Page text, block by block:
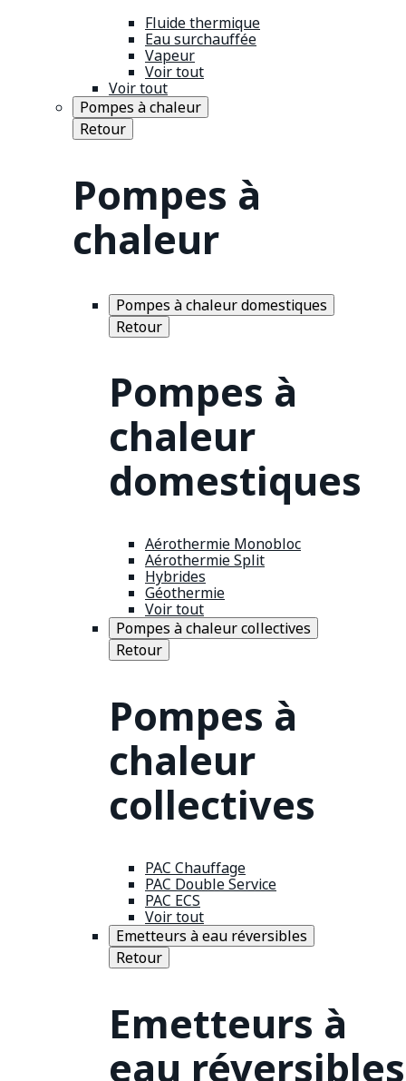
Fluide thermique
Eau surchauffée
Vapeur
Voir tout
Voir tout
Pompes à chaleur
Retour
Pompes à
chaleur
Pompes à chaleur domestiques
Retour
Pompes à
chaleur
domestiques
Aérothermie Monobloc
Aérothermie Split
Hybrides
Géothermie
Voir tout
Pompes à chaleur collectives
Retour
Pompes à
chaleur
collectives
PAC Chauffage
PAC Double Service
PAC ECS
Voir tout
Emetteurs à eau réversibles
Retour
Emetteurs à
eau réversibles